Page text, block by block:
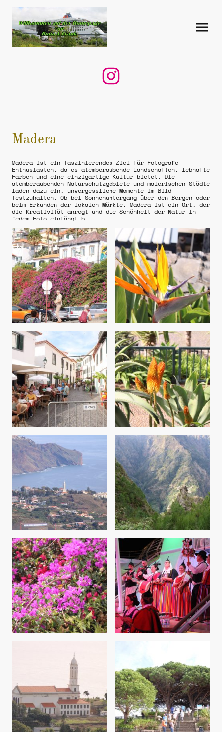
Madera
Madera ist ein faszinierendes Ziel für Fotografie-
Enthusiasten, da es atemberaubende Landschaften, lebhafte
Farben und eine einzigartige Kultur bietet. Die
atemberaubenden Naturschutzgebiete und malerischen Städte
laden dazu ein, unvergessliche Momente im Bild
festzuhalten. Ob bei Sonnenuntergang über den Bergen oder
beim Erkunden der lokalen Märkte, Madera ist ein Ort, der
die Kreativität anregt und die Schönheit der Natur in
jedem Foto einfängt.b